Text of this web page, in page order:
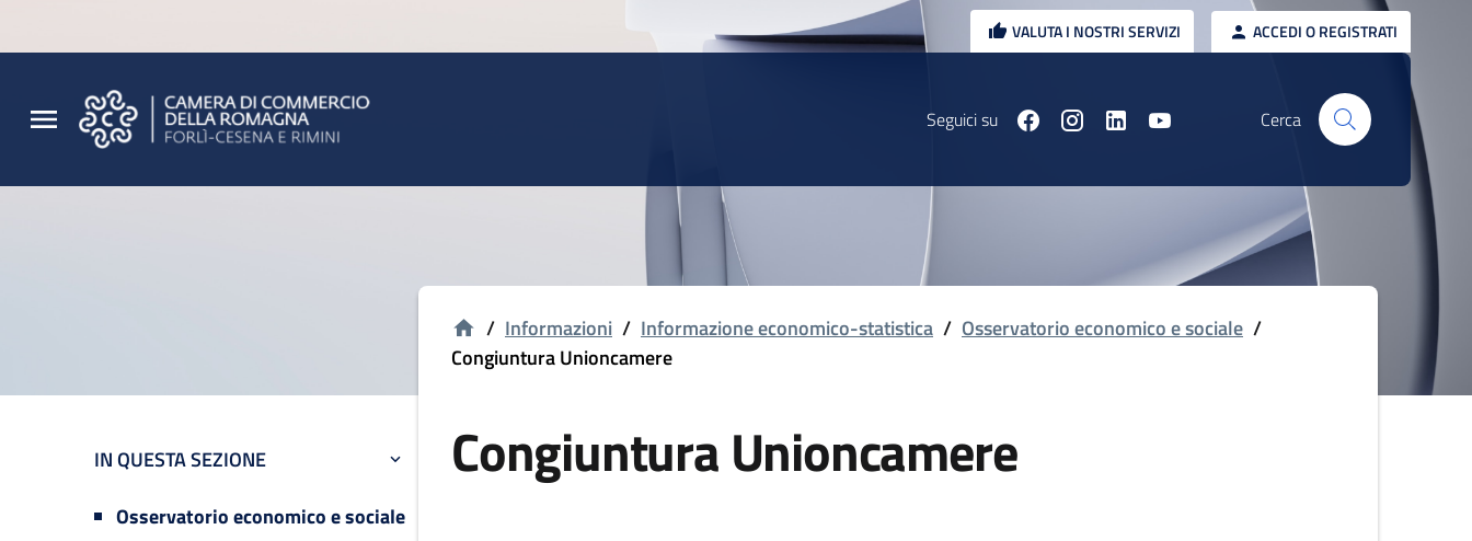
VALUTA I NOSTRI SERVIZI ACCEDI O REGISTRATI
Seguici su Cerca
IN QUESTA SEZIONE
Osservatorio economico e sociale
/ Informazioni / Informazione economico-statistica / Osservatorio economico e sociale /
Congiuntura Unioncamere
Congiuntura Unioncamere